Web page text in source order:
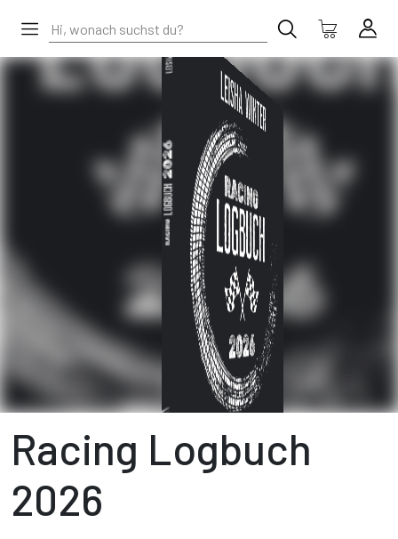
Racing Logbuch
2026